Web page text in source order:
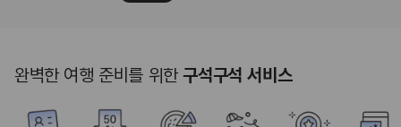
완벽한 여행 준비를 위한구석구석 서비스